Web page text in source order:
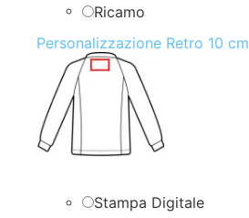
Ricamo
Personalizzazione Retro 10 cm
Stampa Digitale